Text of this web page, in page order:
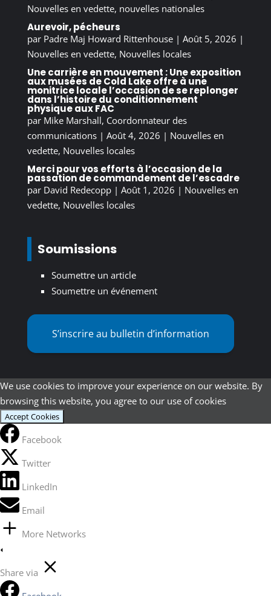
Nouvelles en vedette, nouvelles nationales
Aurevoir, pécheurs
par Padre Maj Howard Rittenhouse| Août 5, 2026 |
Nouvelles en vedette, Nouvelles locales
Une carrière en mouvement : Une exposition
aux musées de Cold Lake offre à une
monitrice locale l’occasion de se replonger
dans l’histoire du conditionnement
physique aux FAC
par Mike Marshall, Coordonnateur des
communications| Août 4, 2026 | Nouvelles en
vedette, Nouvelles locales
Merci pour vos efforts à l’occasion de la
passation de commandement de l’escadre
par David Redecopp| Août 1, 2026 | Nouvelles en
vedette, Nouvelles locales
Soumissions
Soumettre un article
Soumettre un événement
S’inscrire au bulletin d’information
We use cookies to improve your experience on our website. By
browsing this website, you agree to our use of cookies
Accept Cookies
Facebook
Twitter
LinkedIn
Email
More Networks
Share via